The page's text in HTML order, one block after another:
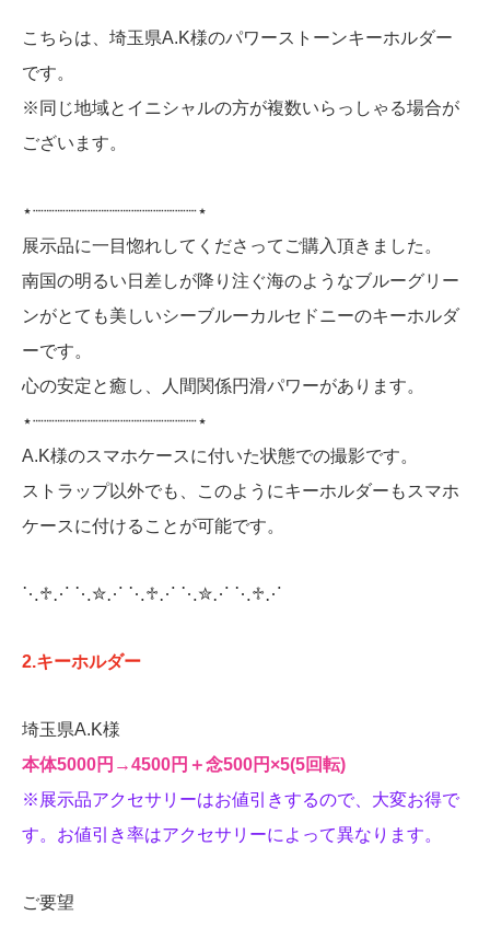
こちらは、埼玉県A.K様のパワーストーンキーホルダー
です。
※同じ地域とイニシャルの方が複数いらっしゃる場合が
ございます。
⋆┈┈┈┈┈┈┈┈┈┈┈┈┈┈┈⋆
展示品に一目惚れしてくださってご購入頂きました。
南国の明るい日差しが降り注ぐ海のようなブルーグリー
ンがとても美しいシーブルーカルセドニーのキーホルダ
ーです。
心の安定と癒し、人間関係円滑パワーがあります。
⋆┈┈┈┈┈┈┈┈┈┈┈┈┈┈┈⋆
A.K様のスマホケースに付いた状態での撮影です。
ストラップ以外でも、このようにキーホルダーもスマホ
ケースに付けることが可能です。
⋱♱⋰ ⋱✮⋰ ⋱♱⋰ ⋱✮⋰ ⋱♱⋰
2.キーホルダー
埼玉県A.K様
本体5000円→4500円＋念500円×5(5回転)
※展示品アクセサリーはお値引きするので、大変お得で
す。お値引き率はアクセサリーによって異なります。
ご要望